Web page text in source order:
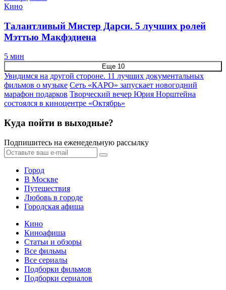
Кино
Талантливый Мистер Дарси. 5 лучших ролей
Мэттью Макфэдиена
5 мин
Еще 10
Увидимся на другой стороне. 11 лучших документальных
фильмов о музыке Сеть «КАРО» запускает новогодний
марафон подарков Творческий вечер Юрия Норштейна
состоялся в киноцентре «Октябрь»
Куда пойти в выходные?
Подпишитесь на еженедельную рассылку
Город
В Москве
Путешествия
Любовь в городе
Городская афиша
Кино
Киноафиша
Статьи и обзоры
Все фильмы
Все сериалы
Подборки фильмов
Подборки сериалов